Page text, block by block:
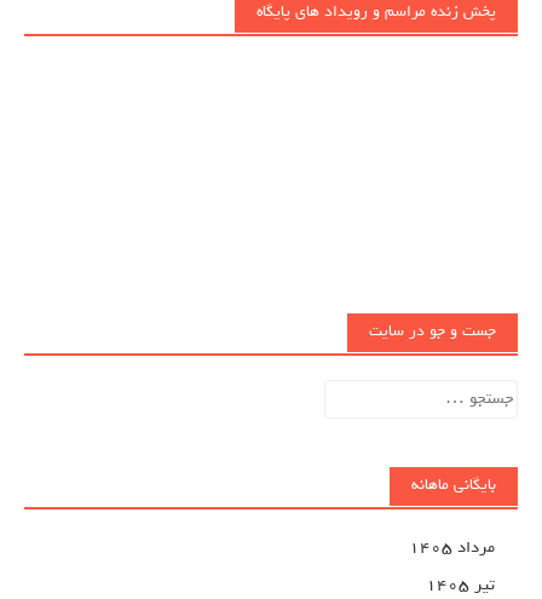
پخش زنده مراسم و رویداد های پایگاه
جست و جو در سایت
جستجو
بایگانی ماهانه
مرداد ۱۴۰۵
تیر ۱۴۰۵